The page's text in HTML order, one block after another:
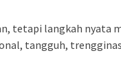
tetapi langkah nyata
tangguh,